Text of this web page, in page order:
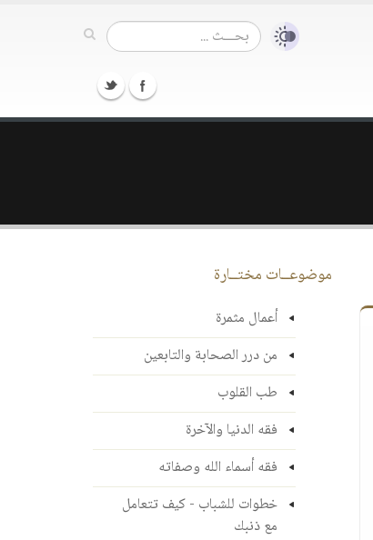
موضوعــات مختــارة
أعمال مثمرة
من درر الصحابة والتابعين
طب القلوب
فقه الدنيا والآخرة
فقه أسماء الله وصفاته
خطوات للشباب - كيف تتعامل
مع ذنبك